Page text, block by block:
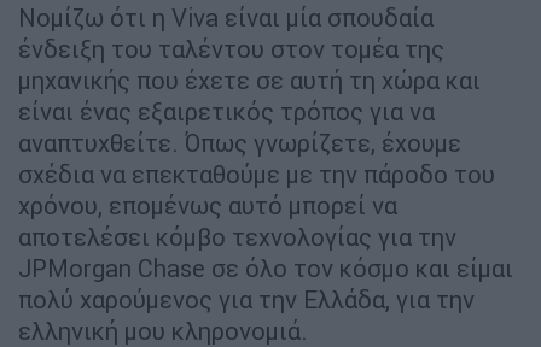
Νομίζω ότι η Viva είναι μία σπουδαία
ένδειξη του ταλέντου στον τομέα της
μηχανικής που έχετε σε αυτή τη χώρα και
είναι ένας εξαιρετικός τρόπος για να
αναπτυχθείτε. Όπως γνωρίζετε, έχουμε
σχέδια να επεκταθούμε με την πάροδο του
χρόνου, επομένως αυτό μπορεί να
αποτελέσει κόμβο τεχνολογίας για την
JPMorgan Chase σε όλο τον κόσμο και είμαι
πολύ χαρούμενος για την Ελλάδα, για την
ελληνική μου κληρονομιά.